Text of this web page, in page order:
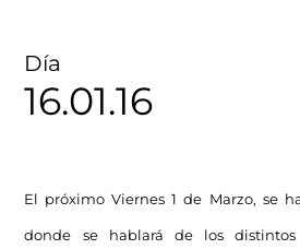
Día
16.01.16
El próximo Viernes 1 de Marzo, se
donde se hablará de los